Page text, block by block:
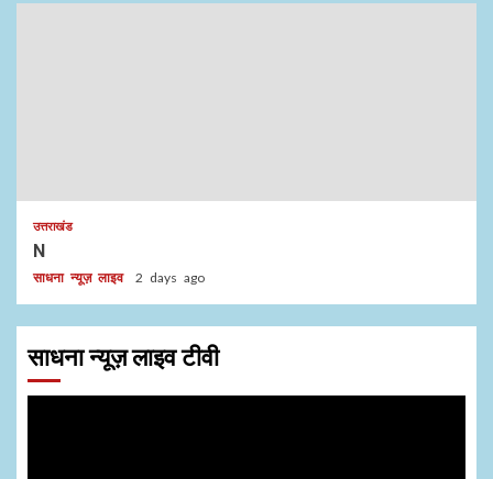
उत्तराखंड
N
साधना न्यूज़ लाइव 2 days ago
साधना न्यूज़ लाइव टीवी